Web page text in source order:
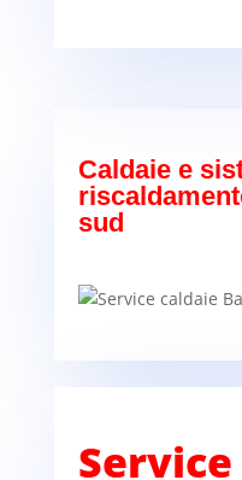
Caldaie e
sud